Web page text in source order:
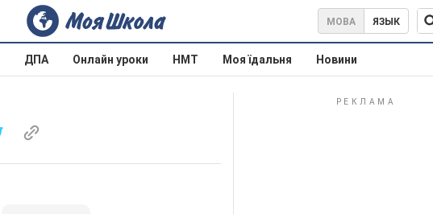
МОВА ЯЗЫК
ДПА Онлайн уроки НМТ Моя їдальня Новини